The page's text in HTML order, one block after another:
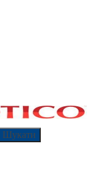
Шукати
Шукати